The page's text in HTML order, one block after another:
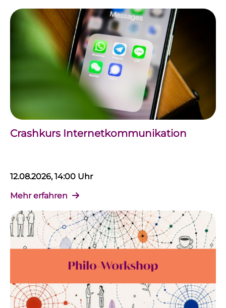
Crashkurs Internetkommunikation
12.08.2026, 14:00 Uhr
Mehr erfahren